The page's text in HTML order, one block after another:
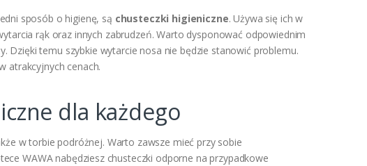
sposób o higienę, są chusteczki higieniczne. Używa się ich w
rąk oraz innych zabrudzeń. Warto dysponować odpowiednim
Dzięki temu szybkie wytarcie nosa nie będzie stanowić problemu.
atrakcyjnych cenach.
dla każdego
w torbie podróżnej. Warto zawsze mieć przy sobie
WAWA nabędziesz chusteczki odporne na przypadkowe